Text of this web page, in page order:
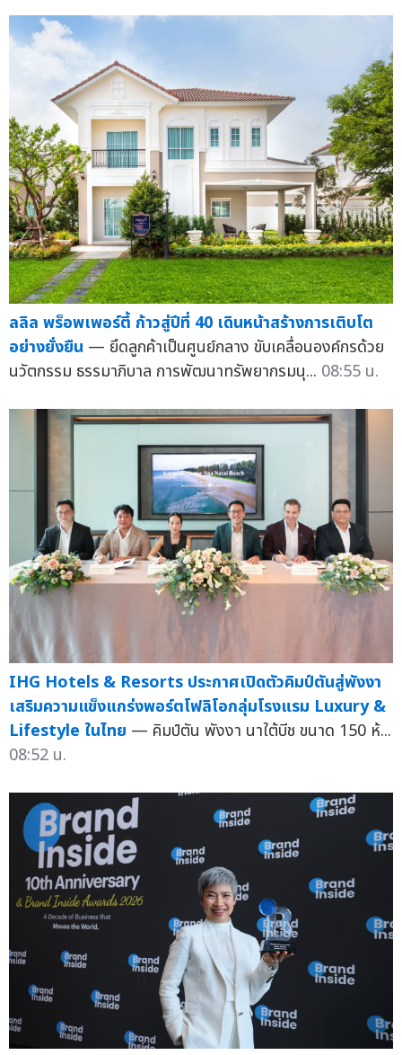
ลลิล พร็อพเพอร์ตี้ ก้าวสู่ปีที่ 40 เดินหน้าสร้างการเติบโต
อย่างยั่งยืน — ยึดลูกค้าเป็นศูนย์กลาง ขับเคลื่อนองค์กรด้วย
นวัตกรรม ธรรมาภิบาล การพัฒนาทรัพยากรมนุ... 08:55 น.
IHG Hotels & Resorts ประกาศเปิดตัวคิมป์ตันสู่พังงา
เสริมความแข็งแกร่งพอร์ตโฟลิโอกลุ่มโรงแรม Luxury &
Lifestyle ในไทย — คิมป์ตัน พังงา นาใต้บีช ขนาด 150 ห้...
08:52 น.